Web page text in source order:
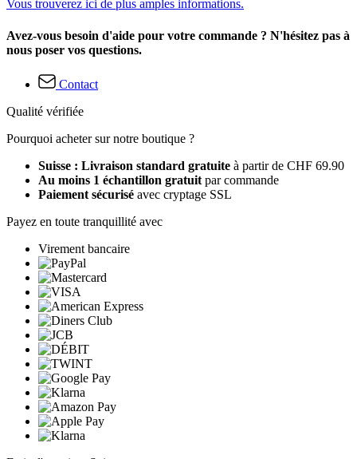
Vous trouverez ici de plus amples informations.
Avez-vous besoin d'aide pour votre commande ? N'hésitez pas à
nous poser vos questions.
Contact
Qualité vérifiée
Pourquoi acheter sur notre boutique ?
Suisse : Livraison standard gratuite à partir de CHF 69.90
Au moins 1 échantillon gratuit par commande
Paiement sécurisé avec cryptage SSL
Payez en toute tranquillité avec
Virement bancaire